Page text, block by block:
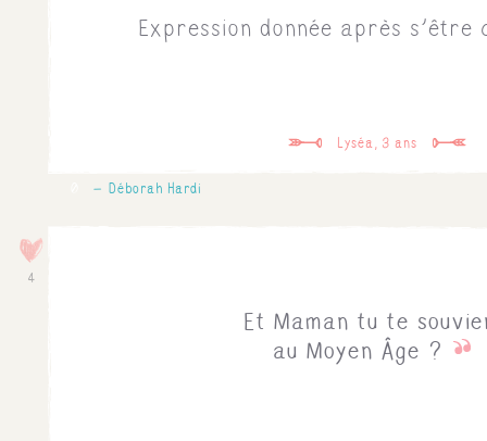
Expression donnée après s'être
Lyséa, 3 ans
Déborah Hardi
Et Maman tu te
au Moyen Âge ?
4